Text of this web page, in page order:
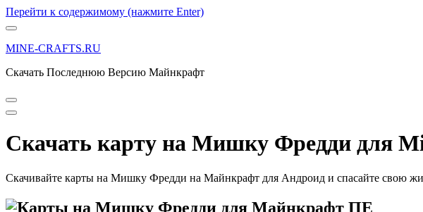
Перейти к содержимому (нажмите Enter)
MINE-CRAFTS.RU
Скачать Последнюю Версию Майнкрафт
Скачать карту на Мишку Фредди для
Скачивайте карты на Мишку Фредди на Майнкрафт для Андроид и спасайте свою